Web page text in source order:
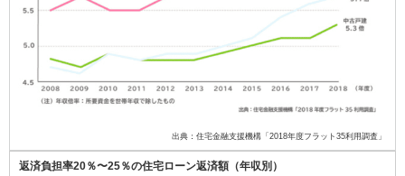
出典：住宅金融支援機構「2018年度フラット35利用調査」
返済負担率20％〜25％の住宅ローン返済額（年収別）